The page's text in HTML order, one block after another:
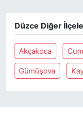
Düzce Diğer
Akçakoca
Gümüşova
TEKNOLOJİ
TÜRKİYE VE